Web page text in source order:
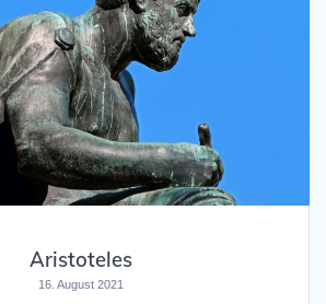
Aristoteles
16. August 2021